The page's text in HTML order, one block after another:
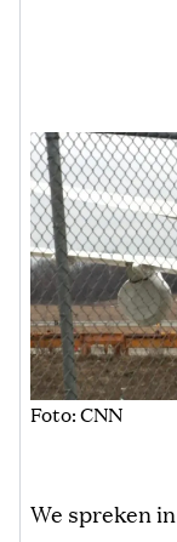
Foto: CNN
We spreken